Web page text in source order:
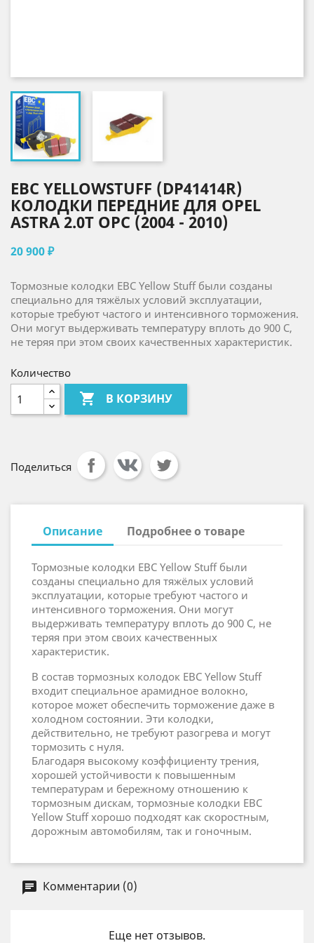
EBC YELLOWSTUFF (DP41414R)
КОЛОДКИ ПЕРЕДНИЕ ДЛЯ OPEL
ASTRA 2.0T OPC (2004 - 2010)
20 900 ₽
Тормозные колодки EBC Yellow Stuff были созданы
специально для тяжёлых условий эксплуатации,
которые требуют частого и интенсивного торможения.
Они могут выдерживать температуру вплоть до 900 С,
не теряя при этом своих качественных характеристик.
Количество
 В КОРЗИНУ
Поделиться
Описание Подробнее о товаре
Тормозные колодки EBC Yellow Stuff были
созданы специально для тяжёлых условий
эксплуатации, которые требуют частого и
интенсивного торможения. Они могут
выдерживать температуру вплоть до 900 С, не
теряя при этом своих качественных
характеристик.
В состав тормозных колодок EBC Yellow Stuff
входит специальное арамидное волокно,
которое может обеспечить торможение даже в
холодном состоянии. Эти колодки,
действительно, не требуют разогрева и могут
тормозить с нуля.
Благодаря высокому коэффициенту трения,
хорошей устойчивости к повышенным
температурам и бережному отношению к
тормозным дискам, тормозные колодки EBC
Yellow Stuff хорошо подходят как скоростным,
дорожным автомобилям, так и гоночным.
Комментарии (0)
Еще нет отзывов.